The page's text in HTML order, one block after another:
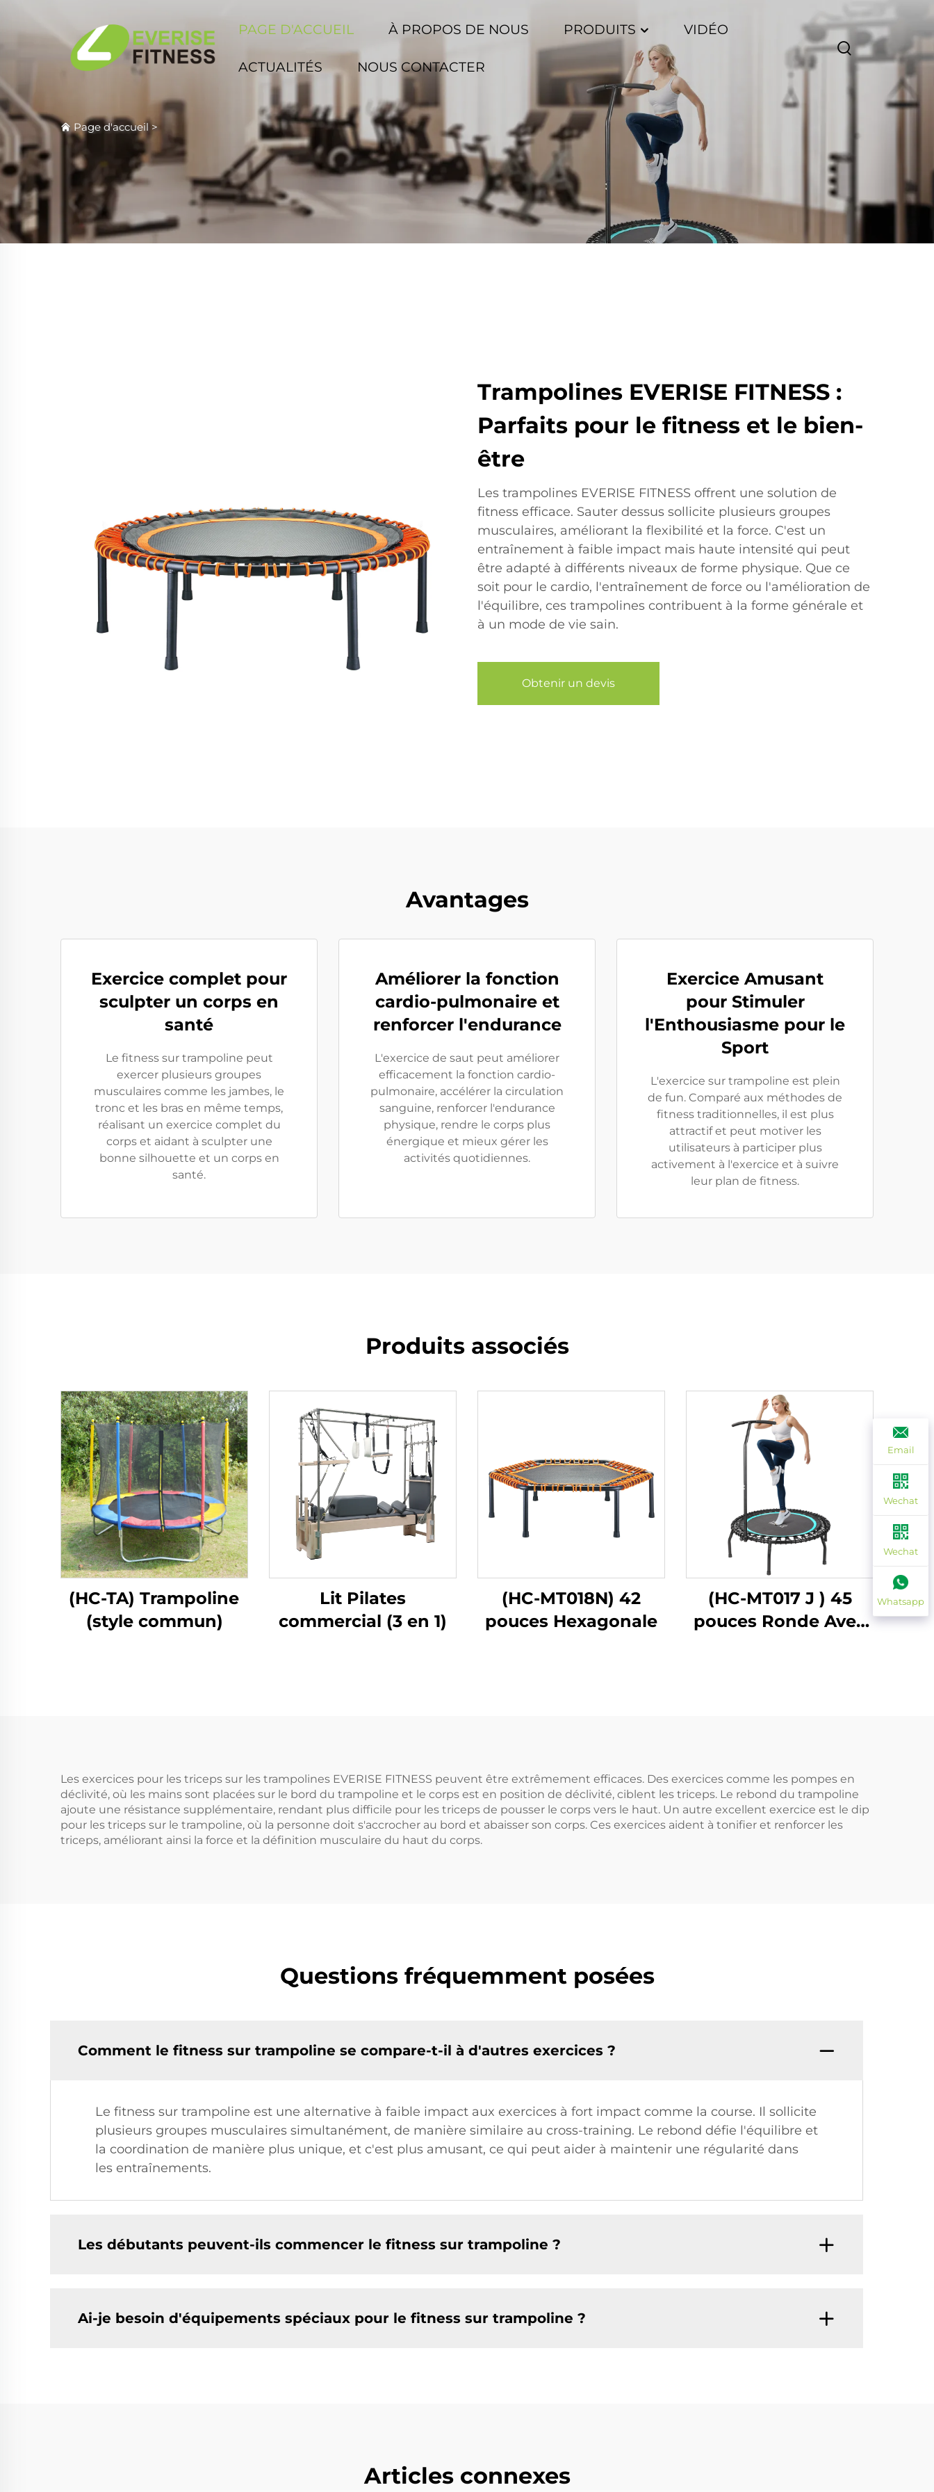
PAGE D'ACCUEIL À PROPOS DE NOUS PRODUITS VIDÉO
ACTUALITÉS NOUS CONTACTER
Page d'accueil>
Trampolines EVERISE FITNESS :
Parfaits pour le fitness et le bien-
être
Les trampolines EVERISE FITNESS offrent une solution de
fitness efficace. Sauter dessus sollicite plusieurs groupes
musculaires, améliorant la flexibilité et la force. C'est un
entraînement à faible impact mais haute intensité qui peut
être adapté à différents niveaux de forme physique. Que ce
soit pour le cardio, l'entraînement de force ou l'amélioration de
l'équilibre, ces trampolines contribuent à la forme générale et
à un mode de vie sain.
Obtenir un devis
Avantages
Exercice complet pour
sculpter un corps en
santé
Le fitness sur trampoline peut
exercer plusieurs groupes
musculaires comme les jambes, le
tronc et les bras en même temps,
réalisant un exercice complet du
corps et aidant à sculpter une
bonne silhouette et un corps en
santé.
Améliorer la fonction
cardio-pulmonaire et
renforcer l'endurance
L'exercice de saut peut améliorer
efficacement la fonction cardio-
pulmonaire, accélérer la circulation
sanguine, renforcer l'endurance
physique, rendre le corps plus
énergique et mieux gérer les
activités quotidiennes.
Exercice Amusant
pour Stimuler
l'Enthousiasme pour le
Sport
L'exercice sur trampoline est plein
de fun. Comparé aux méthodes de
fitness traditionnelles, il est plus
attractif et peut motiver les
utilisateurs à participer plus
activement à l'exercice et à suivre
leur plan de fitness.
Produits associés
(HC-TA) Trampoline
(style commun)
Lit Pilates
commercial (3 en 1)
(HC-MT018N) 42
pouces Hexagonale
(HC-MT017 J ) 45
pouces Ronde Avec
Les exercices pour les triceps sur les trampolines EVERISE FITNESS peuvent être extrêmement efficaces. Des exercices comme les pompes en
déclivité, où les mains sont placées sur le bord du trampoline et le corps est en position de déclivité, ciblent les triceps. Le rebond du trampoline
ajoute une résistance supplémentaire, rendant plus difficile pour les triceps de pousser le corps vers le haut. Un autre excellent exercice est le dip
pour les triceps sur le trampoline, où la personne doit s'accrocher au bord et abaisser son corps. Ces exercices aident à tonifier et renforcer les
triceps, améliorant ainsi la force et la définition musculaire du haut du corps.
Questions fréquemment posées
Comment le fitness sur trampoline se compare-t-il à d'autres exercices ?
Le fitness sur trampoline est une alternative à faible impact aux exercices à fort impact comme la course. Il sollicite
plusieurs groupes musculaires simultanément, de manière similaire au cross-training. Le rebond défie l'équilibre et
la coordination de manière plus unique, et c'est plus amusant, ce qui peut aider à maintenir une régularité dans
les entraînements.
Les débutants peuvent-ils commencer le fitness sur trampoline ?
Ai-je besoin d'équipements spéciaux pour le fitness sur trampoline ?
Articles connexes
Email
Wechat
Wechat
Whatsapp